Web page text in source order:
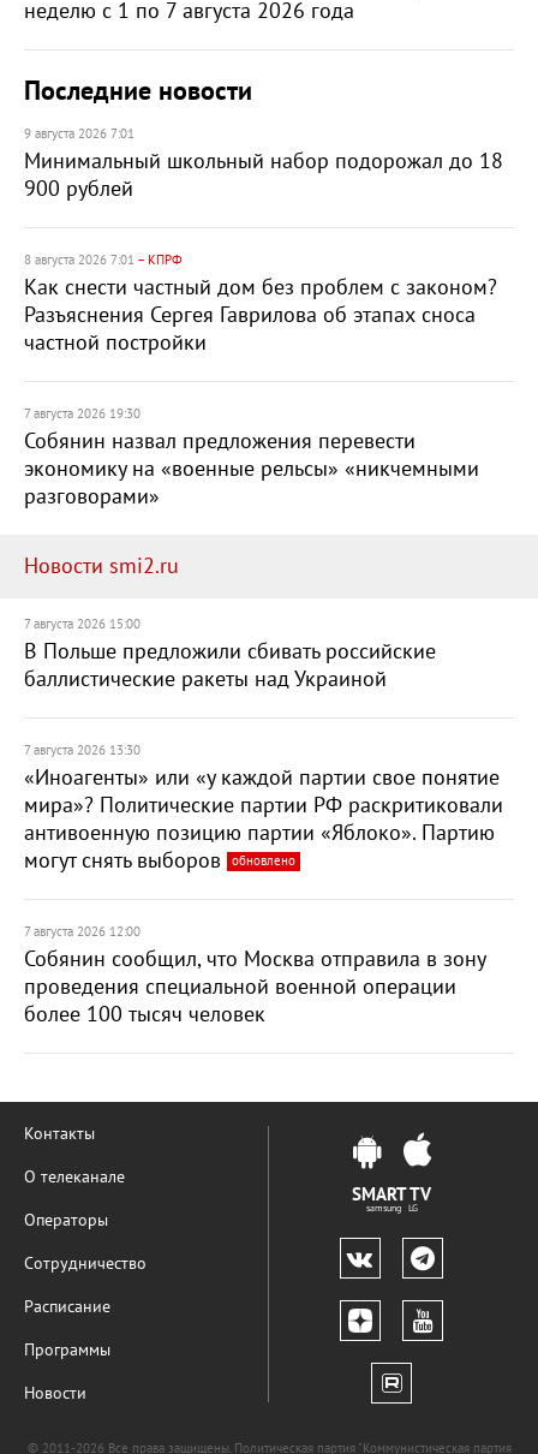
неделю с 1 по 7 августа 2026 года
Последние новости
9 августа 2026 7:01
Минимальный школьный набор подорожал до 18
900 рублей
8 августа 2026 7:01 – КПРФ
Как снести частный дом без проблем с законом?
Разъяснения Сергея Гаврилова об этапах сноса
частной постройки
7 августа 2026 19:30
Собянин назвал предложения перевести
экономику на «военные рельсы» «никчемными
разговорами»
Новости smi2.ru
7 августа 2026 15:00
В Польше предложили сбивать российские
баллистические ракеты над Украиной
7 августа 2026 13:30
«Иноагенты» или «у каждой партии свое понятие
мира»? Политические партии РФ раскритиковали
антивоенную позицию партии «Яблоко». Партию
могут снять выборов
обновлено
7 августа 2026 12:00
Собянин сообщил, что Москва отправила в зону
проведения специальной военной операции
более 100 тысяч человек
Контакты
О телеканале
Операторы
Сотрудничество
Расписание
Программы
Новости
SMART TV
samsung LG
© 2011-2026 Все права защищены. Политическая партия "Коммунистическая партия